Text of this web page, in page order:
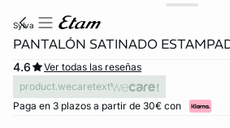
sylva
PANTALÓN SATINADO
4.6
Ver todas las reseñas
product.wecaretext
Paga en 3 plazos a partir de 30€ con